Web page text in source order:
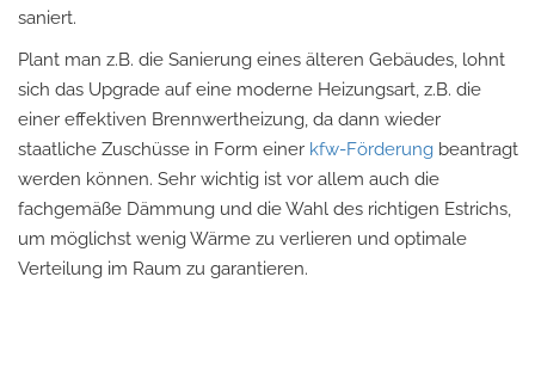
saniert.
Plant man z.B. die Sanierung eines älteren Gebäudes, lohnt
sich das Upgrade auf eine moderne Heizungsart, z.B. die
einer effektiven Brennwertheizung, da dann wieder
staatliche Zuschüsse in Form einer kfw-Förderung beantragt
werden können. Sehr wichtig ist vor allem auch die
fachgemäße Dämmung und die Wahl des richtigen Estrichs,
um möglichst wenig Wärme zu verlieren und optimale
Verteilung im Raum zu garantieren.